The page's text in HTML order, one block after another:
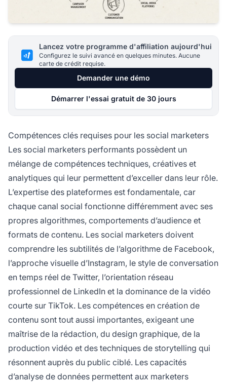
Lancez votre programme d'affiliation aujourd'hui
Configurez le suivi avancé en quelques minutes. Aucune
carte de crédit requise.
Demander une démo
Démarrer l'essai gratuit de 30 jours
Compétences clés requises pour les social marketers
Les social marketers performants possèdent un
mélange de compétences techniques, créatives et
analytiques qui leur permettent d’exceller dans leur rôle.
L’expertise des plateformes est fondamentale, car
chaque canal social fonctionne différemment avec ses
propres algorithmes, comportements d’audience et
formats de contenu. Les social marketers doivent
comprendre les subtilités de l’algorithme de Facebook,
l’approche visuelle d’Instagram, le style de conversation
en temps réel de Twitter, l’orientation réseau
professionnel de LinkedIn et la dominance de la vidéo
courte sur TikTok. Les compétences en création de
contenu sont tout aussi importantes, exigeant une
maîtrise de la rédaction, du design graphique, de la
production vidéo et des techniques de storytelling qui
résonnent auprès du public ciblé. Les capacités
d’analyse de données permettent aux marketers